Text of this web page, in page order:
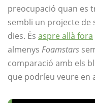
preocupació quan es
sembli un projecte de
dies. És aspre allà fora
almenys Foamstars
comparació amb els
que podríeu veure en